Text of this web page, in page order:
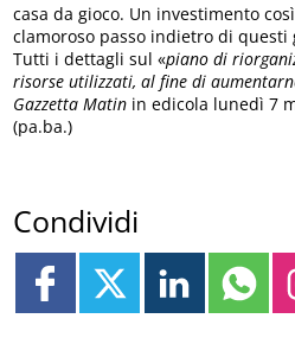
casa da gioco. Un investimento
clamoroso passo indietro di questi
Tutti i dettagli sul «piano di
risorse utilizzati, al fine di
Gazzetta Matin in edicola lunedì 7
(pa.ba.)
Condividi